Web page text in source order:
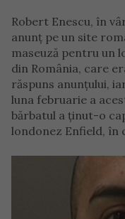
Robert Enescu, în
anunț pe un site
maseuză pentru un
din România, care
răspuns anunțului,
luna februarie a
bărbatul a ținut-o
londonez Enfield, în